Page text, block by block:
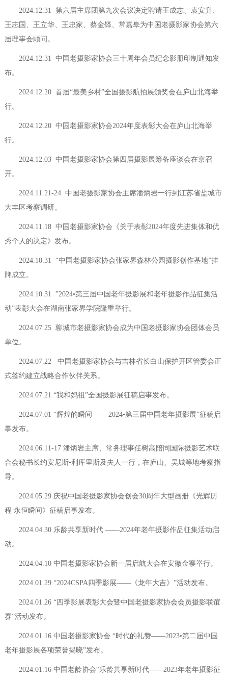
2024.12.31 第六届主席团第九次会议决定聘请王成志、袁安升、
王志国、王立华、王忠家、蔡金铎、常嘉皋为中国老摄影家协会第六
届理事会顾问。
2024.12.31 中国老摄影家协会三十周年会员纪念影册印制通知发
布。
2024.12.20 首届“最美乡村”全国摄影航拍展颁奖会在庐山北海举
行。
2024.12.20 中国老摄影家协会2024年度表彰大会在庐山北海举
行。
2024.12.03 中国老摄影家协会第四届摄影展筹备座谈会在京召
开。
2024.11.21-24 中国老摄影家协会主席潘炳岩一行到江苏省盐城市
大丰区考察调研。
2024.11.18 中国老摄影家协会《关于表彰2024年度先进集体和优
秀个人的决定》发布。
2024.10.31 “中国老摄影家协会张家界森林公园摄影创作基地”挂
牌成立。
2024.10.31 ”2024•第三届中国老年摄影展和老年摄影作品征集活
动”表彰大会在湖南张家界学院隆重举行。
2024.07.25 聊城市老摄影家协会成为中国老摄影家协会团体会员
单位。
2024.07.22 中国老摄影家协会与吉林省长白山保护开区管委会正
式签约建立战略合作伙伴关系。
2024.07.21 “我和妈祖”全国摄影展征稿启事发布。
2024.07.01 “辉煌的瞬间 ——2024•第三届中国老年摄影展”征稿启
事发布。
2024.06.11-17 潘炳岩主席、常务理事任树高陪同国际摄影艺术联
合会秘书长约安尼斯•利库里斯及夫人一行，在庐山、吴城等地考察指
导。
2024.05.29 庆祝中国老摄影家协会创会30周年大型画册《光辉历
程 永恒瞬间》征稿启事发布。
2024.04.30 乐龄共享新时代 ——2024年老年摄影作品征集活动启
动。
2024.04.10 中国老摄影家协会新一届启航大会在安徽金寨举行。
2024.01.29 “2024CSPA四季影展——《龙年大吉》”活动发布。
2024.01.26 “四季影展表彰大会暨中国老摄影家协会会员摄影联谊
赛”活动发布。
2024.01.16 中国老摄影家协会 “时代的礼赞——2023•第二届中国
老年摄影展各项荣誉揭晓”发布。
2024.01.16 中国老龄协会“乐龄共享新时代——2023年老年摄影征